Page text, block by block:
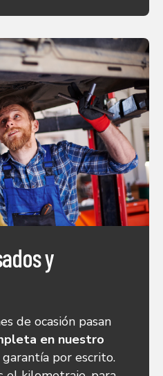
y
de ocasión pasan
en nuestro
por escrito.